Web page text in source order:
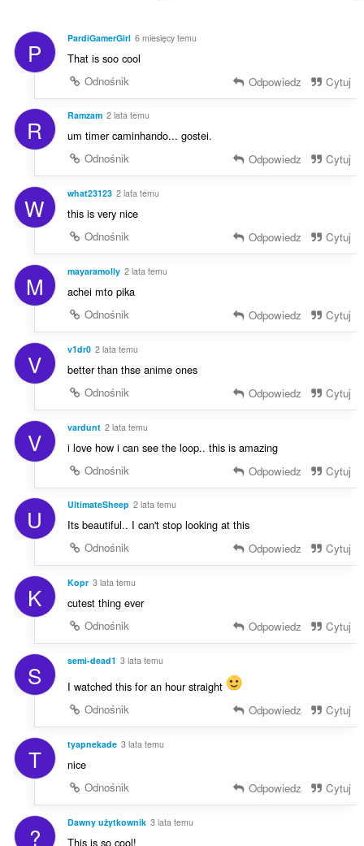
P PardiGamerGirl 6 miesięcy temu
That is soo cool
Odnośnik
Odpowiedz Cytuj
R Ramzam 2 lata temu
um timer caminhando... gostei.
Odnośnik
Odpowiedz Cytuj
W what23123 2 lata temu
this is very nice
Odnośnik
Odpowiedz Cytuj
M mayaramolly 2 lata temu
achei mto pika
Odnośnik
Odpowiedz Cytuj
V v1dr0 2 lata temu
better than thse anime ones
Odnośnik
Odpowiedz Cytuj
V vardunt 2 lata temu
i love how i can see the loop.. this is amazing
Odnośnik
Odpowiedz Cytuj
U UltimateSheep 2 lata temu
Its beautiful.. I can't stop looking at this
Odnośnik
Odpowiedz Cytuj
K Kopr 3 lata temu
cutest thing ever
Odnośnik
Odpowiedz Cytuj
S semi-dead1 3 lata temu
I watched this for an hour straight
Odnośnik
Odpowiedz Cytuj
T tyapnekade 3 lata temu
nice
Odnośnik
Odpowiedz Cytuj
? Dawny użytkownik 3 lata temu
This is so cool!